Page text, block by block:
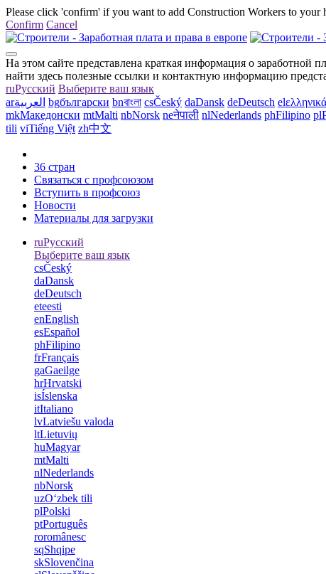
Please click 'confirm' if you want to add Construction Workers to your
Confirm Cancel
На этом сайте представлена краткая информация о заработной
найти здесь полезные ссылки и контактную информацию
ruРусский Выберите ваш язык
arالعربية bgбългарски bnবাংলা csČeský daDansk deDeutsch elελληνικά
mkМакедонски mtMalti nbNorsk neनेपाली nlNederlands phFilipino pl
tili viTiếng Việt zh中文
36 стран
Связаться с профсоюзом
Вступить в профсоюз
Новости
Материалы для загрузки
ruРусский
Выберите ваш язык
csČeský
daDansk
deDeutsch
eteesti
enEnglish
esEspañol
phFilipino
frFrançais
gaGaeilge
hrHrvatski
isÍslenska
itItaliano
lvLatviešu valoda
ltLietuvių
huMagyar
mtMalti
nlNederlands
nbNorsk
uzOʻzbek tili
plPolski
ptPortuguês
roromânesc
sqShqipe
skSlovenčina